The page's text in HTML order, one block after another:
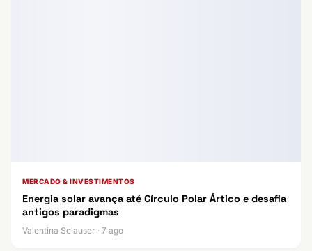
MERCADO & INVESTIMENTOS
Energia solar avança até Círculo Polar Ártico e desafia
antigos paradigmas
Valentina Sclauser · 7 ago